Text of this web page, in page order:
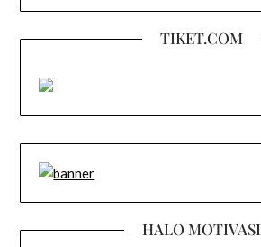
TIKET.COM
HALO MOTIVASI